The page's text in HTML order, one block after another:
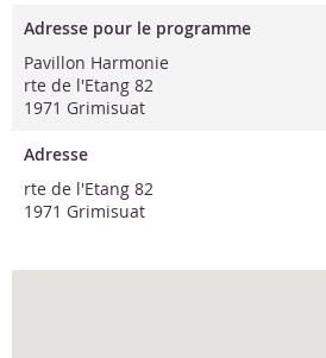
Programme en PDF
Adresse pour le programme
Pavillon Harmonie
rte de l'Etang 82
1971 Grimisuat
Adresse
rte de l'Etang 82
1971 Grimisuat